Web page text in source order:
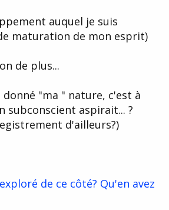
auquel je suis
maturation de mon esprit)
de plus...
"ma " nature, c'est à
subconscient aspirait... ?
d'ailleurs?)
de ce côté? Qu'en avez